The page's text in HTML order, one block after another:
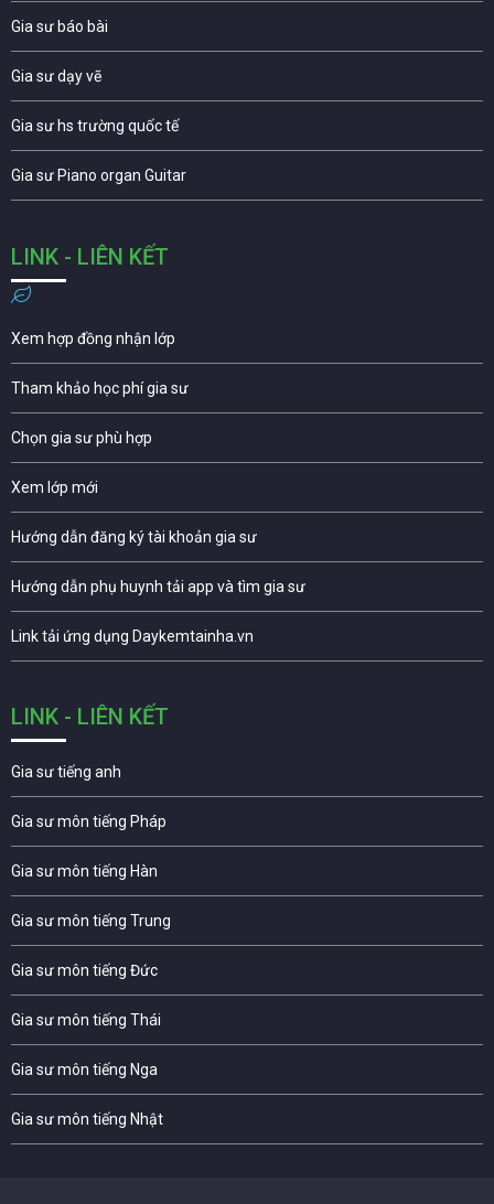
Gia sư báo bài
Gia sư dạy vẽ
Gia sư hs trường quốc tế
Gia sư Piano organ Guitar
LINK - LIÊN KẾT
Xem hợp đồng nhận lớp
Tham khảo học phí gia sư
Chọn gia sư phù hợp
Xem lớp mới
Hướng dẫn đăng ký tài khoản gia sư
Hướng dẫn phụ huynh tải app và tìm gia sư
Link tải ứng dụng Daykemtainha.vn
LINK - LIÊN KẾT
Gia sư tiếng anh
Gia sư môn tiếng Pháp
Gia sư môn tiếng Hàn
Gia sư môn tiếng Trung
Gia sư môn tiếng Đức
Gia sư môn tiếng Thái
Gia sư môn tiếng Nga
Gia sư môn tiếng Nhật